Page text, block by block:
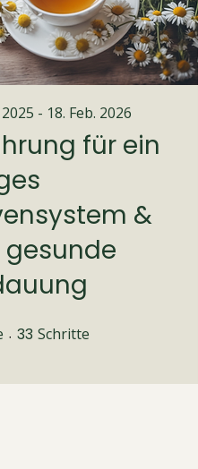
für ein
&
gesunde
- 18. Feb. 2026
53 Tage
33 Schritte